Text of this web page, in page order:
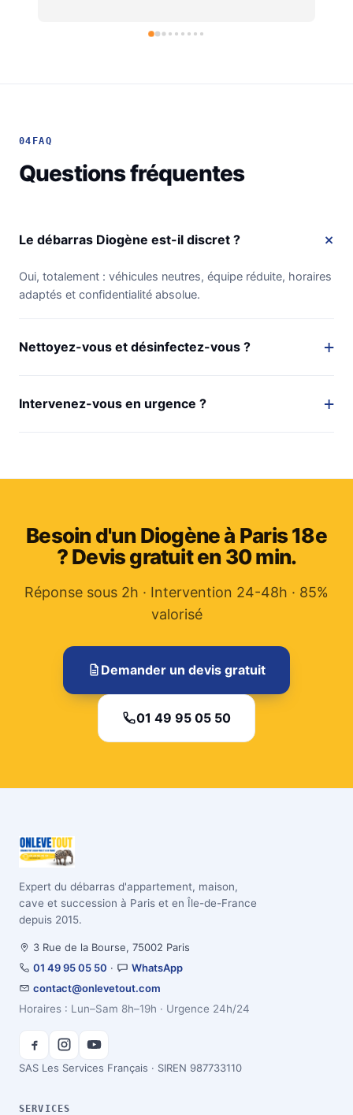
04 FAQ
Questions fréquentes
Le débarras Diogène est-il discret ?
Oui, totalement : véhicules neutres, équipe réduite, horaires
adaptés et confidentialité absolue.
Nettoyez-vous et désinfectez-vous ?
Intervenez-vous en urgence ?
Besoin d'un Diogène à Paris 18e
? Devis gratuit en 30 min.
Réponse sous 2h · Intervention 24-48h · 85%
valorisé
Demander un devis gratuit
01 49 95 05 50
Expert du débarras d'appartement, maison,
cave et succession à Paris et en Île-de-France
depuis 2015.
3 Rue de la Bourse, 75002 Paris
01 49 95 05 50 ·
WhatsApp
contact@onlevetout.com
Horaires : Lun–Sam 8h–19h · Urgence 24h/24
SAS Les Services Français · SIREN 987733110
SERVICES